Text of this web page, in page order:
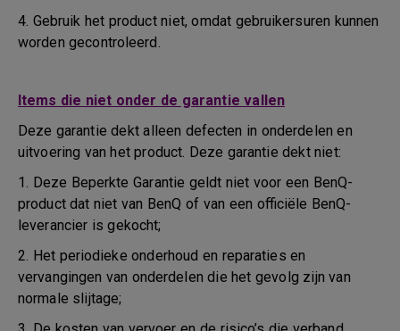
4. Gebruik het product niet, omdat gebruikersuren kunnen
worden gecontroleerd.
Items die niet onder de garantie vallen
Deze garantie dekt alleen defecten in onderdelen en
uitvoering van het product. Deze garantie dekt niet:
1. Deze Beperkte Garantie geldt niet voor een BenQ-
product dat niet van BenQ of van een officiële BenQ-
leverancier is gekocht;
2. Het periodieke onderhoud en reparaties en
vervangingen van onderdelen die het gevolg zijn van
normale slijtage;